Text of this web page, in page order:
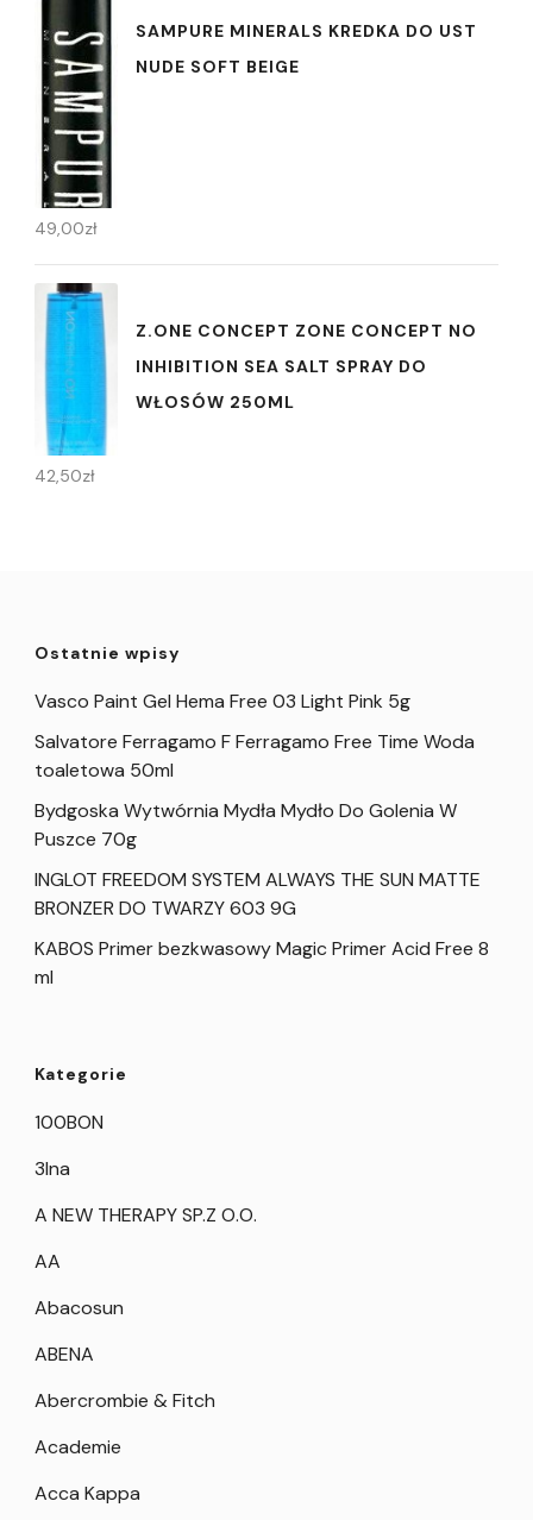
SAMPURE MINERALS KREDKA DO UST
NUDE SOFT BEIGE
49,00zł
Z.ONE CONCEPT ZONE CONCEPT NO
INHIBITION SEA SALT SPRAY DO
WŁOSÓW 250ML
42,50zł
Ostatnie wpisy
Vasco Paint Gel Hema Free 03 Light Pink 5g
Salvatore Ferragamo F Ferragamo Free Time Woda
toaletowa 50ml
Bydgoska Wytwórnia Mydła Mydło Do Golenia W
Puszce 70g
INGLOT FREEDOM SYSTEM ALWAYS THE SUN MATTE
BRONZER DO TWARZY 603 9G
KABOS Primer bezkwasowy Magic Primer Acid Free 8
ml
Kategorie
100BON
3Ina
A NEW THERAPY SP.Z O.O.
AA
Abacosun
ABENA
Abercrombie & Fitch
Academie
Acca Kappa